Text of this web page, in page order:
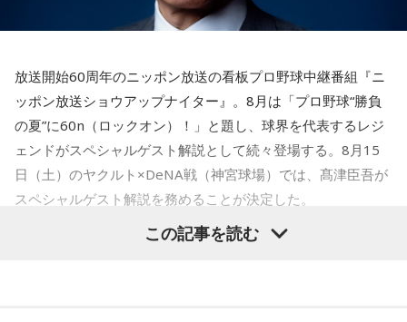
放送開始60周年のニッポン放送の看板プロ野球中継番組『ニ
ッポン放送ショウアップナイター』。8月は「プロ野球“勝負
の夏”に60n（ロックオン）！」と題し、球界を代表するレジ
ェンドがスペシャルゲスト解説として続々登場する。8月15
日（土）のヤクルト×DeNA戦（神宮球場）では、髙津臣吾が
スペシャルゲスト解説を務めることが決定した。
この記事を読む